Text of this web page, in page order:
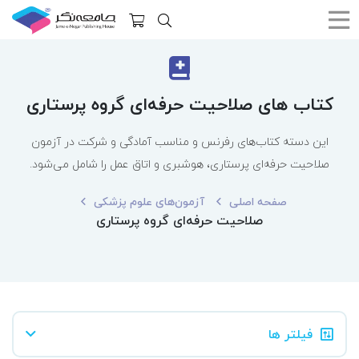
کتاب های صلاحیت حرفه‌ای گروه پرستاری
این دسته کتاب‌های رفرنس و مناسب آمادگی و شرکت در آزمون
صلاحیت حرفه‌ای پرستاری، هوشبری و اتاق عمل را شامل می‌شود.
صفحه اصلی
آزمون‌های علوم پزشکی
صلاحیت حرفه‌ای گروه پرستاری
فیلتر ها